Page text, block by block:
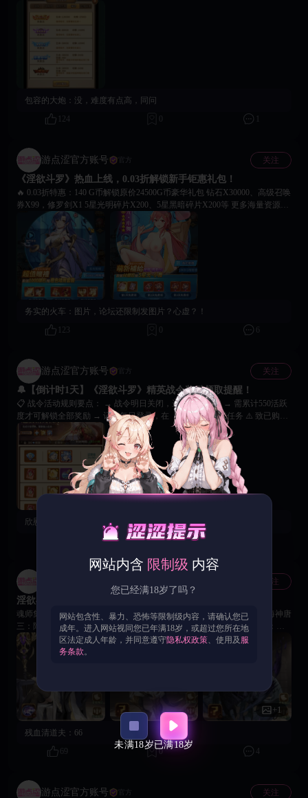
包容的大炮： 没，难度有点高，同问
124
游点涩官方账号 官方 关注
《淫欲斗罗》热血上线，0.03折解锁新手钜惠礼包！
🔥 0.03折特惠：140 G币解锁原价24500G币豪华礼包 钻石X30000、高级召唤
券X99，修罗剑X1 5星光明碎片X200、5星黑暗碎片X200等 更多海量资源和
召唤道具等你解锁！ ✨ 萌新福利专享： 连续3天养成直送核心战力，凑齐武
器套装解锁属性加成！ 5星光·小舞X1 | 精英召唤券X10+十万年头骨4件套
（大幅提升生命与攻击属性） 💥 进阶福利加码： 累充9000钻石尊享5星魂师
·紫珍珠，领取超值昊天套装： 第一天：光暗精英征召X1 | 昊天锤X1 第二
天：三系精英征召X1 | 修罗护甲X1 第三天：昊天金冠X1 | 昊天金靴X1 🙌 海
量福利叠加领取，轻松组建强力阵容！魂师集结号已吹响，踏上斗罗大陆，
开启你的宗门传奇！
务实的火车： 图片，论坛还限制发图片？心虚？！
123
0 6
游点涩官方账号 官方 关注
🔔【倒计时1天】《淫欲斗罗》精英战令奖励领取提醒！
📋 战令活动规则要点： → 战令明日关闭，进度即将清零 → 需累计550活跃
度才可解锁全部奖励 → 记得每日登录，在【日常】页完成任务 ⚠️ 致已购买
玩家： 记得准时完成所有任务，冲刺550活跃度哦 否则无法领取最终档神话
皮肤等全部奖励 💡 致新关注玩家： 目前激活仅可领取专属皮肤及头像框 建
议关注下期战令及新英雄情报！ 超值礼包与永久皮肤等你来拿。 🙌 即刻行
动，领取属于你的神话皮肤与强力资源！祝各位勇士战力飙升，轻松驰骋斗
罗大陆！
欣慰的摩托：
官方好大方，希望以后能有更多福利机制
0
关注
淫欲斗罗 | 精英召唤限时开启，自选你的天命魂师！
魂师集结，福利狂欢！五大核心魂师任你Pick，获取概率大幅提升! 🔹海神唐
三：降攻破散，掌控全场 🔹比比东：暗影斩杀，伤害增幅 🔹泰坦巨猿：破
甲暴击，坚不可摧 🔹天青牛蟒：诅咒眩晕，掌控节奏 🔹阿银：群体疗愈，
复活续航 🎯 保底机制 风火水系110抽/光暗系150抽必得选定魂师 累计次数可
UP目标，保底进度自动继承，策略抽取更高效！ 👇 你会优先召唤哪一位魂
师？在评论区留下你的“心愿魂师”，一起召唤欧气！
+1
残血清道夫： 66
0 4
游点涩官方账号 官方 关注
网站内含 限制级 内容
您已经满18岁了吗？
网站包含性、暴力、恐怖等限制级内容，请确认您已
成年。进入网站视同您已年满18岁，或超过您所在地
区法定成人年龄，并同意遵守隐私权政策、使用及 服
务条款。
未满18岁已满18岁